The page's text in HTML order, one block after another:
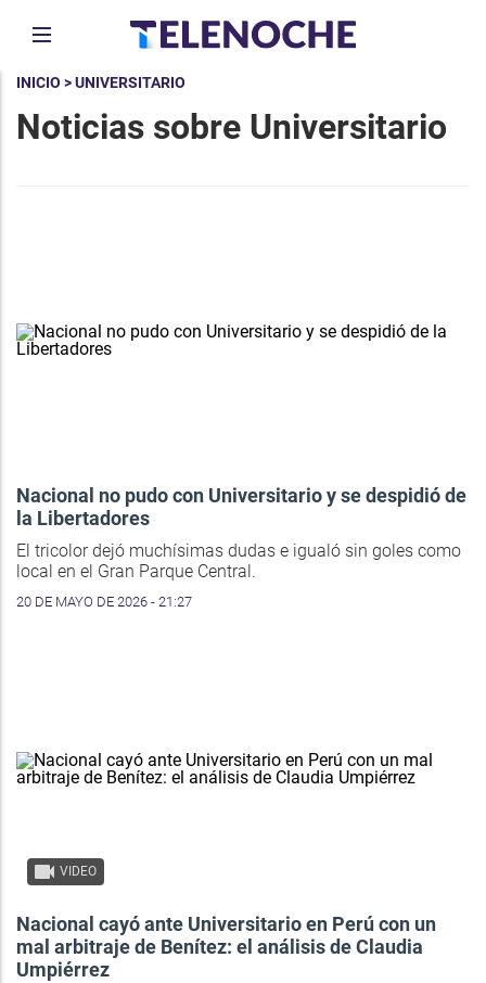
INICIO > UNIVERSITARIO
Noticias sobre Universitario
Nacional no pudo con Universitario y se despidió de
la Libertadores
El tricolor dejó muchísimas dudas e igualó sin goles como
local en el Gran Parque Central.
20 DE MAYO DE 2026 - 21:27
VIDEO
Nacional cayó ante Universitario en Perú con un
mal arbitraje de Benítez: el análisis de Claudia
Umpiérrez